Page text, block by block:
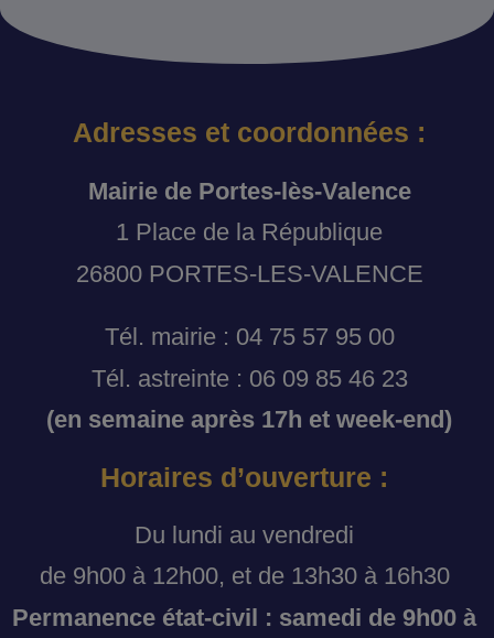
Adresses et coordonnées :
Mairie de Portes-lès-Valence
1 Place de la République
26800 PORTES-LES-VALENCE
Tél. mairie : 04 75 57 95 00
Tél. astreinte : 06 09 85 46 23
(en semaine après 17h et week-end)
Horaires d’ouverture :
Du lundi au vendredi
de 9h00 à 12h00, et de 13h30 à 16h30
Permanence état-civil : samedi de 9h00 à